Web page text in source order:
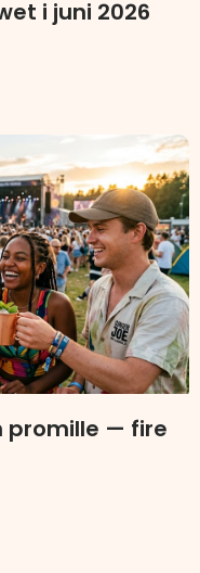
i juni 2026
promille — fire